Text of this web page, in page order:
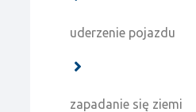
uderzenie pojazdu
zapadanie się ziemi